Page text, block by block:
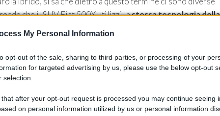
My Personal Information
opt-out of the sale, sharing to third parties, or processing of your
for targeted advertising by us, please use the below opt-out
selection.
that after your opt-out request is processed you may continue seeing
on personal information utilized by us or personal information
che il SUV Fiat 500X utilizzi lastessa tecnologia della
sotto il cofano dell’Alfa Romeo Tonale.
si viaggia a elettricità solo per brevi periodi. Tuttavia, sulla
promette un risparmio di carburante.